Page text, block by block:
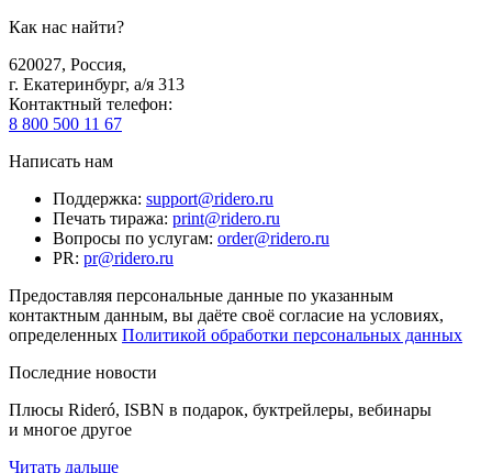
Как нас найти?
620027, Россия,
г. Екатеринбург, а/я 313
Контактный телефон:
8 800 500 11 67
Написать нам
Поддержка: support@ridero.ru
Печать тиража: print@ridero.ru
Вопросы по услугам: order@ridero.ru
PR: pr@ridero.ru
Предоставляя персональные данные по указанным
контактным данным, вы даёте своё согласие на условиях,
определенных Политикой обработки персональных данных
Последние новости
Плюсы Rideró, ISBN в подарок, буктрейлеры, вебинары
и многое другое
Читать дальше